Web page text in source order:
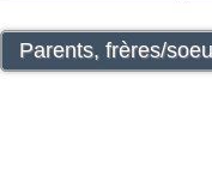
Parents, frères/